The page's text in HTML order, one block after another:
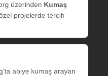
üzerinden Kumaş
projelerde tercih
abiye kumaş arayan